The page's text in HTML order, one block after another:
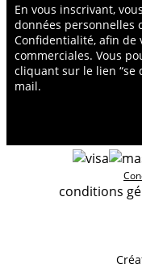
En vous inscrivant,
données personnelles
Confidentialité, afin de
commerciales. Vous
cliquant sur le lien “se
mail.
conditions